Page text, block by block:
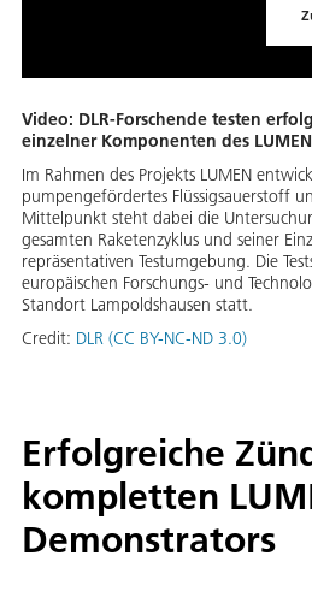
Video: DLR-Forschende testen
einzelner Komponenten des
Im Rahmen des Projekts LUMEN
pumpengefördertes Flüssigsauerstoff
Mittelpunkt steht dabei die
gesamten Raketenzyklus und seiner
repräsentativen Testumgebung. Die
europäischen Forschungs- und
Standort Lampoldshausen statt.
Credit: DLR (CC BY-NC-ND 3.0)
Erfolgreiche
kompletten
Demonstrators